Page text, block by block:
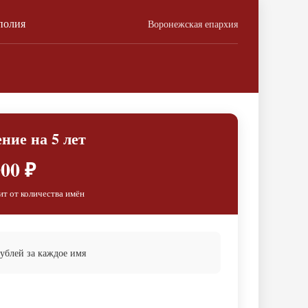
Воронежская епархия
на 5 лет
₽
от количества имён
за каждое имя